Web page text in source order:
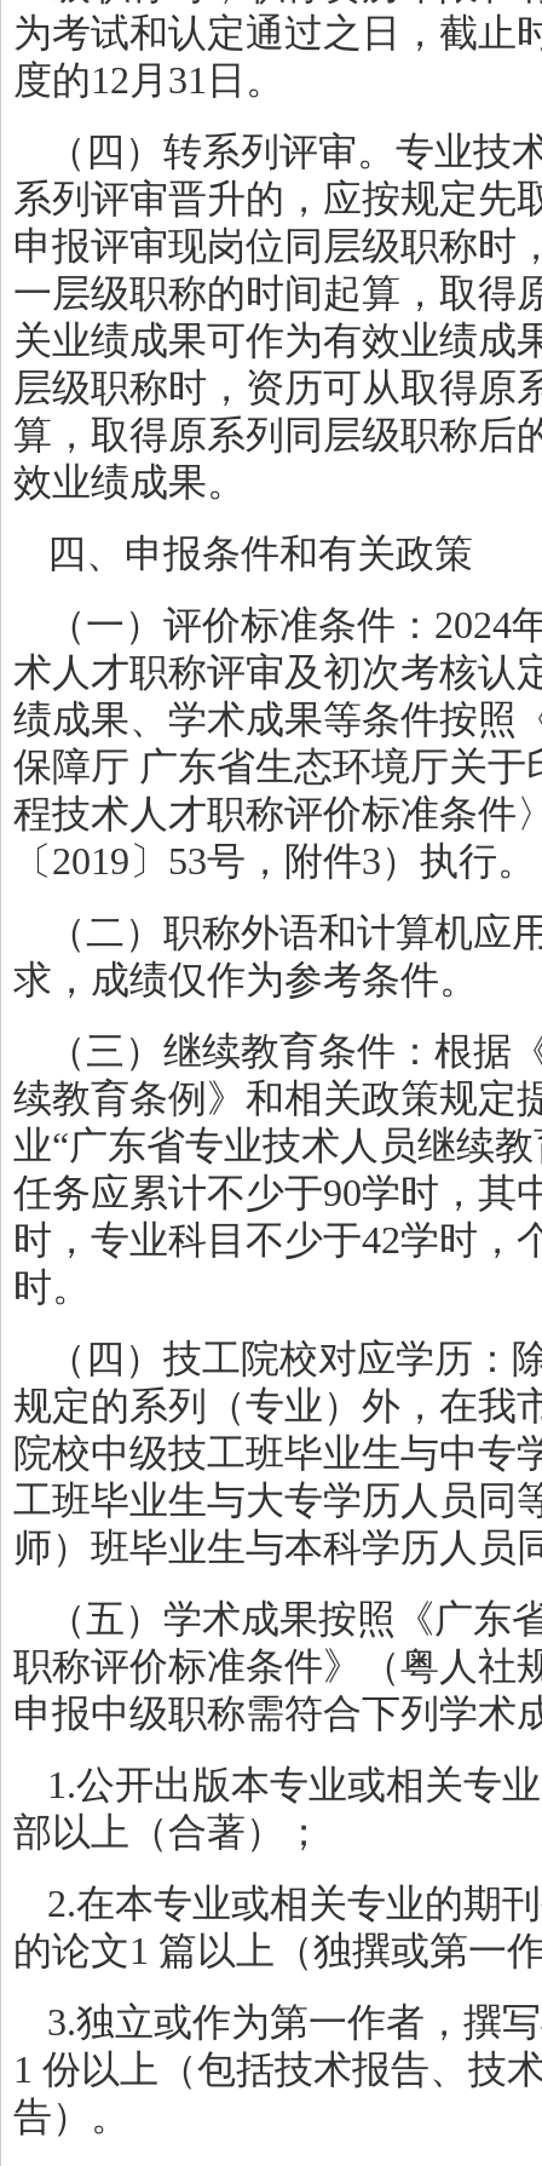
为考试和认定通过之日，截止
度的12月31日。
（四）转系列评审。专业技
系列评审晋升的，应按规定先
申报评审现岗位同层级职称时
一层级职称的时间起算，取得
关业绩成果可作为有效业绩成
层级职称时，资历可从取得原
算，取得原系列同层级职称后
效业绩成果。
四、申报条件和有关政策
（一）评价标准条件：
术人才职称评审及初次考核认
绩成果、学术成果等条件按照
保障厅 广东省生态环境厅关
程技术人才职称评价标准条件
〔2019〕53号，附件3）执行。
（二）职称外语和计算机应
求，成绩仅作为参考条件。
（三）继续教育条件：根据
续教育条例》和相关政策规定
业“广东省专业技术人员继续
任务应累计不少于90学时，其
时，专业科目不少于42学时，
时。
（四）技工院校对应学历：
规定的系列（专业）外，在我
院校中级技工班毕业生与中专
工班毕业生与大专学历人员同
师）班毕业生与本科学历人员
（五）学术成果按照《广东
职称评价标准条件》（粤人社
申报中级职称需符合下列学术
1.公开出版本专业或相关专
部以上（合著）；
2.在本专业或相关专业的期
的论文1 篇以上（独撰或第一
3.独立或作为第一作者，撰
1 份以上（包括技术报告、技
告）。